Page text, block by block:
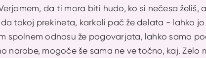
da ti mora biti hudo, ko si nečesa želiš,
takoj prekineta, karkoli pač že delata - lahko
spolnem odnosu že pogovarjata, lahko samo
narobe, mogoče še sama ne ve točno, kaj. Zelo